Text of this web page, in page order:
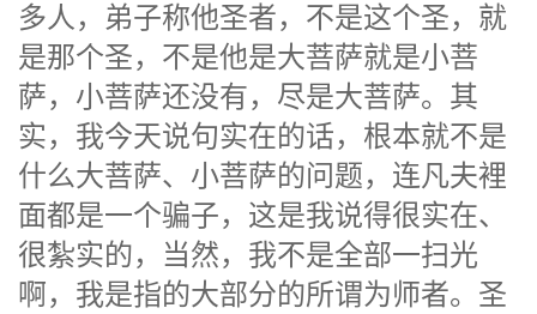
多人，弟子称他圣者，不是这个圣，就
是那个圣，不是他是大菩萨就是小菩
萨，小菩萨还没有，尽是大菩萨。其
实，我今天说句实在的话，根本就不是
什么大菩萨、小菩萨的问题，连凡夫裡
面都是一个骗子，这是我说得很实在、
很紮实的，当然，我不是全部一扫光
啊，我是指的大部分的所谓为师者。圣